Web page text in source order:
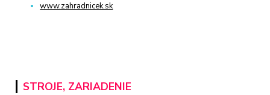
www.zahradnicek.sk
STROJE, ZARIADENIE